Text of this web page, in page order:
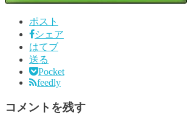
ポスト
シェア
はてブ
送る
Pocket
feedly
コメントを残す